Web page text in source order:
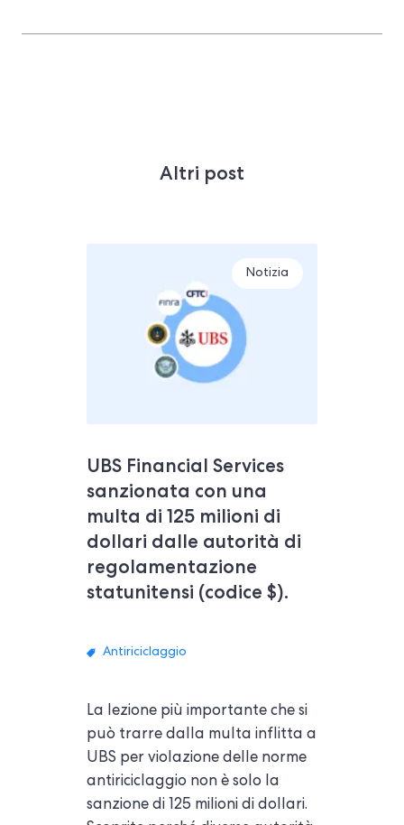
Altri post
Notizia
UBS Financial Services
sanzionata con una
multa di 125 milioni di
dollari dalle autorità di
regolamentazione
statunitensi (codice $).
Antiriciclaggio
La lezione più importante che si
può trarre dalla multa inflitta a
UBS per violazione delle norme
antiriciclaggio non è solo la
sanzione di 125 milioni di dollari.